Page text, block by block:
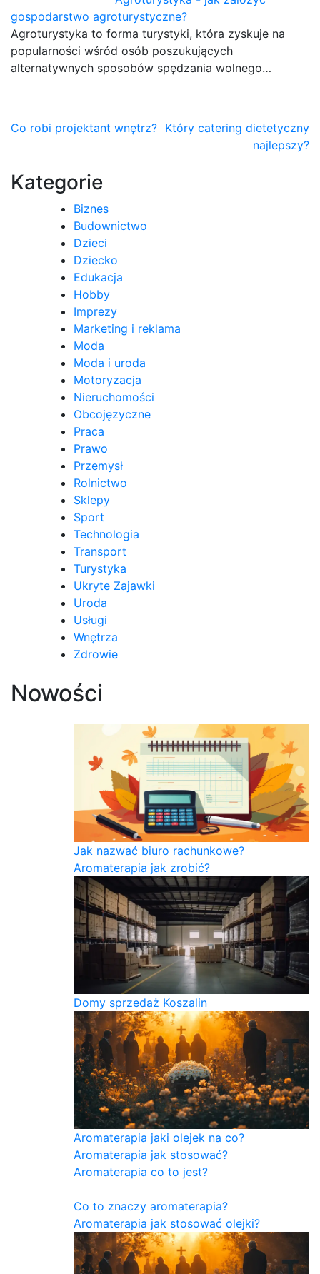
gospodarstwo agroturystyczne?
Agroturystyka to forma turystyki, która zyskuje na
popularności wśród osób poszukujących
alternatywnych sposobów spędzania wolnego…
Nawigacja
Co robi projektant wnętrz? Który catering dietetyczny
najlepszy?
Kategorie
Biznes
Budownictwo
Dzieci
Dziecko
Edukacja
Hobby
Imprezy
Marketing i reklama
Moda
Moda i uroda
Motoryzacja
Nieruchomości
Obcojęzyczne
Praca
Prawo
Przemysł
Rolnictwo
Sklepy
Sport
Technologia
Transport
Turystyka
Ukryte Zajawki
Uroda
Usługi
Wnętrza
Zdrowie
Nowości
Jak nazwać biuro rachunkowe?
Aromaterapia jak zrobić?
Domy sprzedaż Koszalin
Aromaterapia jaki olejek na co?
Aromaterapia jak stosować?
Aromaterapia co to jest?
Co to znaczy aromaterapia?
Aromaterapia jak stosować olejki?